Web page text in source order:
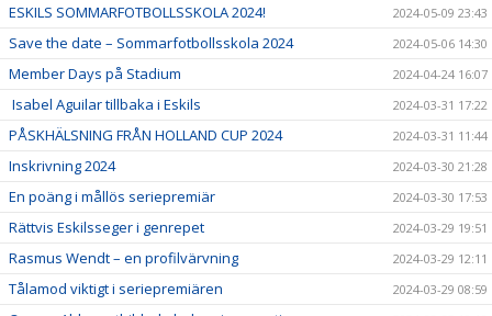
ESKILS SOMMARFOTBOLLSSKOLA 2024! 2024-05-09 23:43
Save the date – Sommarfotbollsskola 2024 2024-05-06 14:30
Member Days på Stadium 2024-04-24 16:07
Isabel Aguilar tillbaka i Eskils 2024-03-31 17:22
PÅSKHÄLSNING FRÅN HOLLAND CUP 2024 2024-03-31 11:44
Inskrivning 2024 2024-03-30 21:28
En poäng i mållös seriepremiär 2024-03-30 17:53
Rättvis Eskilsseger i genrepet 2024-03-29 19:51
Rasmus Wendt – en profilvärvning 2024-03-29 12:11
Tålamod viktigt i seriepremiären 2024-03-29 08:59